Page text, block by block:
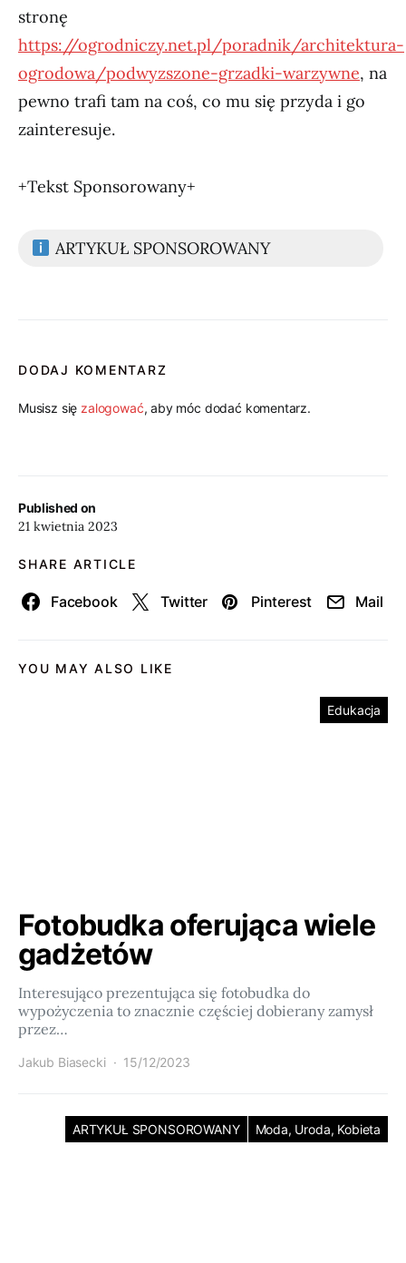
Published on
21 kwietnia 2023
SHARE ARTICLE
Facebook Twitter Pinterest Mail
stronę
https://ogrodniczy.net.pl/poradnik/architektura-
ogrodowa/podwyzszone-grzadki-warzywne, na
pewno trafi tam na coś, co mu się przyda i go
zainteresuje.
+Tekst Sponsorowany+
ARTYKUŁ SPONSOROWANY
DODAJ KOMENTARZ
Musisz się zalogować, aby móc dodać komentarz.
YOU MAY ALSO LIKE
Edukacja
Fotobudka oferująca wiele
gadżetów
Interesująco prezentująca się fotobudka do
wypożyczenia to znacznie częściej dobierany zamysł
przez…
Jakub Biasecki 15/12/2023
ARTYKUŁ SPONSOROWANY Moda, Uroda, Kobieta